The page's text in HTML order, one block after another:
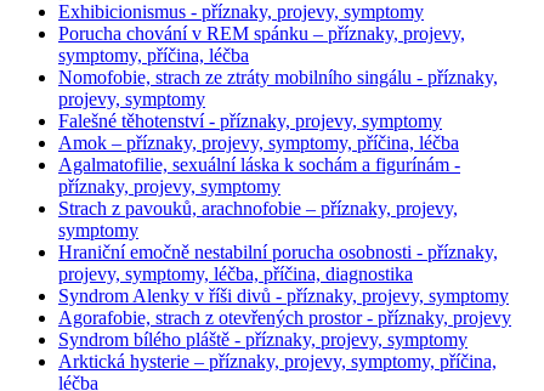
Exhibicionismus - příznaky, projevy, symptomy
Porucha chování v REM spánku – příznaky, projevy,
symptomy, příčina, léčba
Nomofobie, strach ze ztráty mobilního singálu - příznaky,
projevy, symptomy
Falešné těhotenství - příznaky, projevy, symptomy
Amok – příznaky, projevy, symptomy, příčina, léčba
Agalmatofilie, sexuální láska k sochám a figurínám -
příznaky, projevy, symptomy
Strach z pavouků, arachnofobie – příznaky, projevy,
symptomy
Hraniční emočně nestabilní porucha osobnosti - příznaky,
projevy, symptomy, léčba, příčina, diagnostika
Syndrom Alenky v říši divů - příznaky, projevy, symptomy
Agorafobie, strach z otevřených prostor - příznaky, projevy
Syndrom bílého pláště - příznaky, projevy, symptomy
Arktická hysterie – příznaky, projevy, symptomy, příčina,
léčba